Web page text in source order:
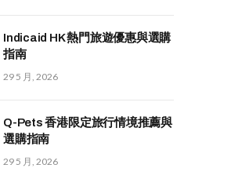
Indicaid HK 熱門旅遊優惠與選購
指南
29 5 月, 2026
Q-Pets 香港限定旅行情境推薦與
選購指南
29 5 月, 2026